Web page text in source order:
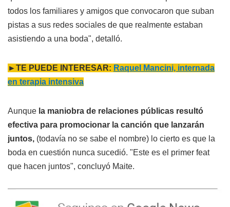
todos los familiares y amigos que convocaron que suban
pistas a sus redes sociales de que realmente estaban
asistiendo a una boda", detalló.
►TE PUEDE INTERESAR: Raquel Mancini, internada
en terapia intensiva
Aunque la maniobra de relaciones públicas resultó
efectiva para promocionar la canción que lanzarán
juntos, (todavía no se sabe el nombre) lo cierto es que la
boda en cuestión nunca sucedió. "Este es el primer feat
que hacen juntos", concluyó Maite.